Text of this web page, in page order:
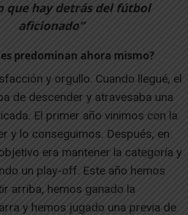
que hay detrás del fútbol
aficionado”
predominan ahora mismo?
y orgullo. Cuando llegué, el
de descender y atravesaba una
El primer año vinimos con la
y lo conseguimos. Después, en
era mantener la categoría y
un play-off. Este año hemos
arriba, hemos ganado la
y hemos jugado una previa de